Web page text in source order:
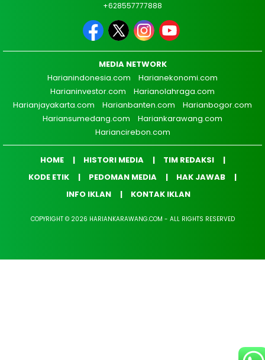
+628557777888
MEDIA NETWORK
Harianindonesia.com
Harianekonomi.com
Harianinvestor.com
Harianolahraga.com
Harianjayakarta.com
Harianbanten.com
Harianbogor.com
Hariansumedang.com
Hariankarawang.com
Hariancirebon.com
HOME HISTORI MEDIA
TIM REDAKSI
KODE ETIK
PEDOMAN MEDIA
HAK JAWAB
INFO IKLAN
KONTAK IKLAN
COPYRIGHT © 2026 HARIANKARAWANG.COM - ALL RIGHTS RESERVED